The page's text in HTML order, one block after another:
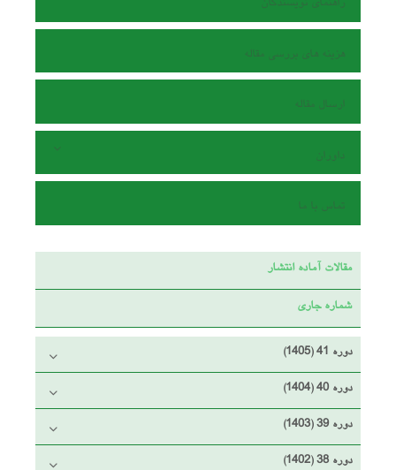
هزینه های بررسی مقاله
ارسال مقاله
داوران
تماس با ما
مقالات آماده انتشار
شماره جاری
دوره 41 (1405)
دوره 40 (1404)
دوره 39 (1403)
دوره 38 (1402)